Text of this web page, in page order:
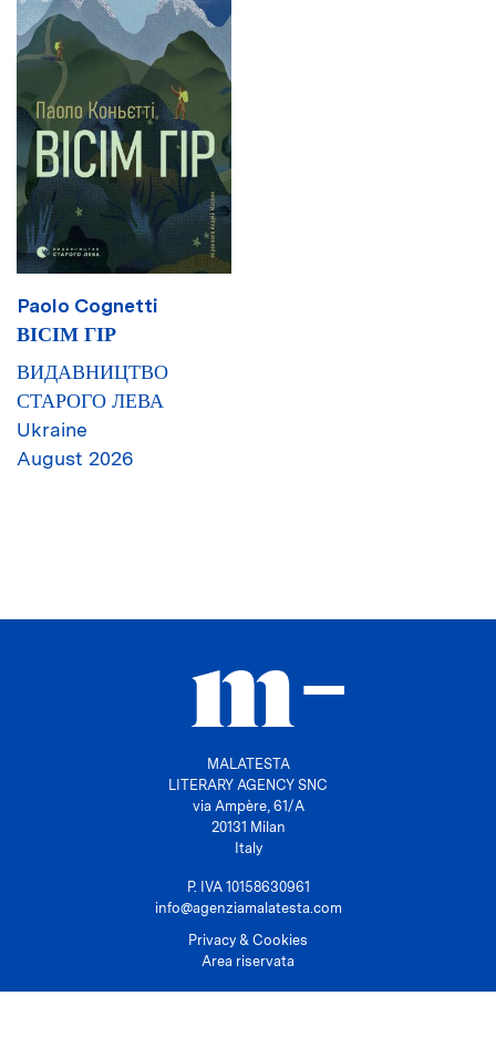
Paolo Cognetti
ВІСІМ ГІР
ВИДАВНИЦТВО
СТАРОГО ЛЕВА
Ukraine
August 2026
MALATESTA
LITERARY AGENCY SNC
via Ampère, 61/A
20131 Milan
Italy
P. IVA 10158630961
info@agenziamalatesta.com
Privacy & Cookies
Area riservata